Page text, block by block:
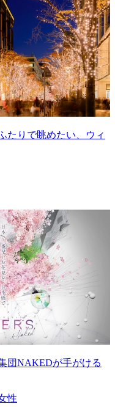
たりで眺めたい、ウィ
団NAKEDが手がける
性